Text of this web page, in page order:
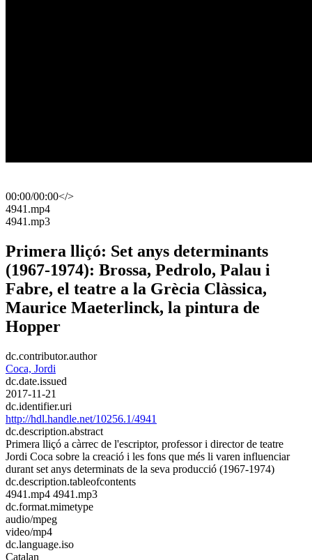
00:00/00:00</>
​4941.mp4
​4941.mp3
Primera lliçó: Set anys determinants
(1967-1974): Brossa, Pedrolo, Palau i
Fabre, el teatre a la Grècia Clàssica,
Maurice Maeterlinck, la pintura de
Hopper
dc.contributor.author
Coca, Jordi
dc.date.issued
2017-11-21
dc.identifier.uri
http://hdl.handle.net/10256.1/4941
dc.description.abstract
Primera lliçó a càrrec de l'escriptor, professor i director de teatre
Jordi Coca sobre la creació i les fons que més li varen influenciar
durant set anys determinats de la seva producció (1967-1974)
dc.description.tableofcontents
4941.mp4 4941.mp3
dc.format.mimetype
audio/mpeg
video/mp4
dc.language.iso
Catalan